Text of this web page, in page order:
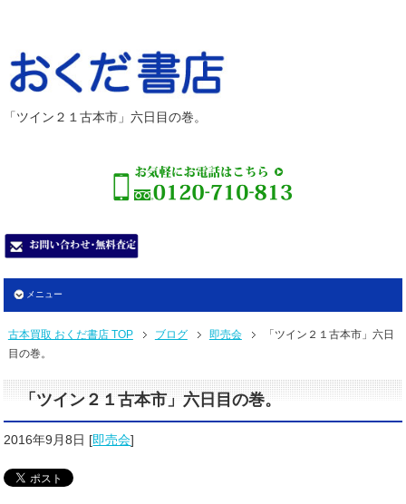
「ツイン２１古本市」六日目の巻。
メニュー
古本買取 おくだ書店 TOP ブログ 即売会
「ツイン２１古本市」六日
目の巻。
「ツイン２１古本市」六日目の巻。
2016年9月8日 [即売会]